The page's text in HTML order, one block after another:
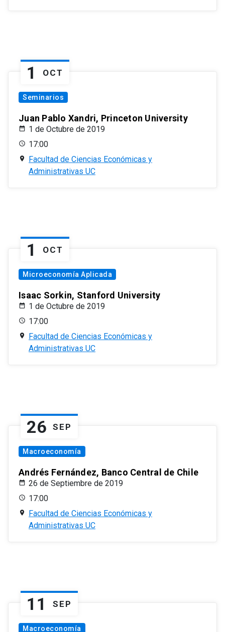
1 OCT
Seminarios
Juan Pablo Xandri, Princeton University
1 de Octubre de 2019
17:00
Facultad de Ciencias Económicas y
Administrativas UC
1 OCT
Microeconomía Aplicada
Isaac Sorkin, Stanford University
1 de Octubre de 2019
17:00
Facultad de Ciencias Económicas y
Administrativas UC
26 SEP
Macroeconomía
Andrés Fernández, Banco Central de Chile
26 de Septiembre de 2019
17:00
Facultad de Ciencias Económicas y
Administrativas UC
11 SEP
Macroeconomía